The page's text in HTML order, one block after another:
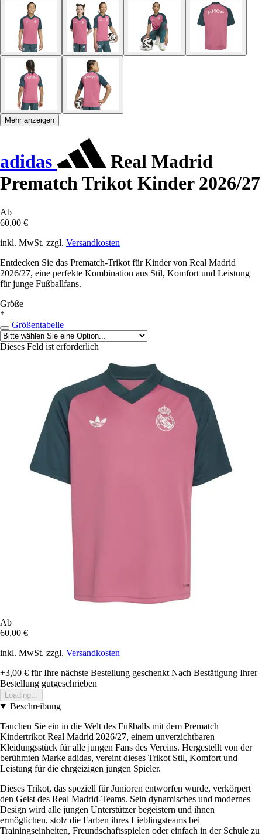
Mehr anzeigen
adidas
Real Madrid
Prematch Trikot Kinder 2026/27
Ab
60,00 €
inkl. MwSt. zzgl. Versandkosten
Entdecken Sie das Prematch-Trikot für Kinder von Real Madrid
2026/27, eine perfekte Kombination aus Stil, Komfort und Leistung
für junge Fußballfans.
Größe
*
Größentabelle
Dieses Feld ist erforderlich
Ab
60,00 €
inkl. MwSt. zzgl. Versandkosten
+3,00 € für Ihre nächste Bestellung geschenkt Nach Bestätigung Ihrer
Bestellung gutgeschrieben
Loading...
Beschreibung
Tauchen Sie ein in die Welt des Fußballs mit dem Prematch
Kindertrikot Real Madrid 2026/27, einem unverzichtbaren
Kleidungsstück für alle jungen Fans des Vereins. Hergestellt von der
berühmten Marke adidas, vereint dieses Trikot Stil, Komfort und
Leistung für die ehrgeizigen jungen Spieler.
Dieses Trikot, das speziell für Junioren entworfen wurde, verkörpert
den Geist des Real Madrid-Teams. Sein dynamisches und modernes
Design wird alle jungen Unterstützer begeistern und ihnen
ermöglichen, stolz die Farben ihres Lieblingsteams bei
Trainingseinheiten, Freundschaftsspielen oder einfach in der Schule zu